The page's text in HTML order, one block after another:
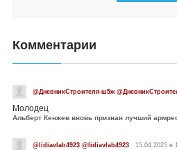
Комментарии
@ДневникСтроителя-ш5ж
Молодец
Альберт Кенжев вновь признан лучший
@lidiavlab4923 @lidiavlab4923 15.04.2025 в